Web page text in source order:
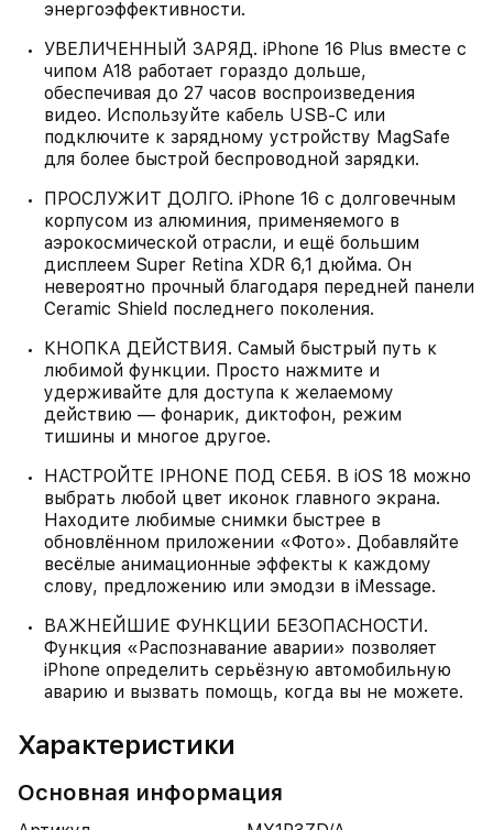
энергоэффективности.
УВЕЛИЧЕННЫЙ ЗАРЯД. iPhone 16 Plus вместе с
чипом A18 работает гораздо дольше,
обеспечивая до 27 часов воспроизведения
видео. Используйте кабель USB‑C или
подключите к зарядному устройству MagSafe
для более быстрой беспроводной зарядки.
ПРОСЛУЖИТ ДОЛГО. iPhone 16 с долговечным
корпусом из алюминия, применяемого в
аэрокосмической отрасли, и ещё большим
дисплеем Super Retina XDR 6,1 дюйма. Он
невероятно прочный благодаря передней панели
Ceramic Shield последнего поколения.
КНОПКА ДЕЙСТВИЯ. Самый быстрый путь к
любимой функции. Просто нажмите и
удерживайте для доступа к желаемому
действию — фонарик, диктофон, режим
тишины и многое другое.
НАСТРОЙТЕ IPHONE ПОД СЕБЯ. В iOS 18 можно
выбрать любой цвет иконок главного экрана.
Находите любимые снимки быстрее в
обновлённом приложении «Фото». Добавляйте
весёлые анимационные эффекты к каждому
слову, предложению или эмодзи в iMessage.
ВАЖНЕЙШИЕ ФУНКЦИИ БЕЗОПАСНОСТИ.
Функция «Распознавание аварии» позволяет
iPhone определить серьёзную автомобильную
аварию и вызвать помощь, когда вы не можете.
Характеристики
Основная информация